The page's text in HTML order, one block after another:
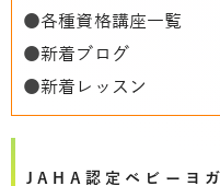
●各種資格講座一覧
●新着ブログ
●新着レッスン
JAHA認定ベビーヨ